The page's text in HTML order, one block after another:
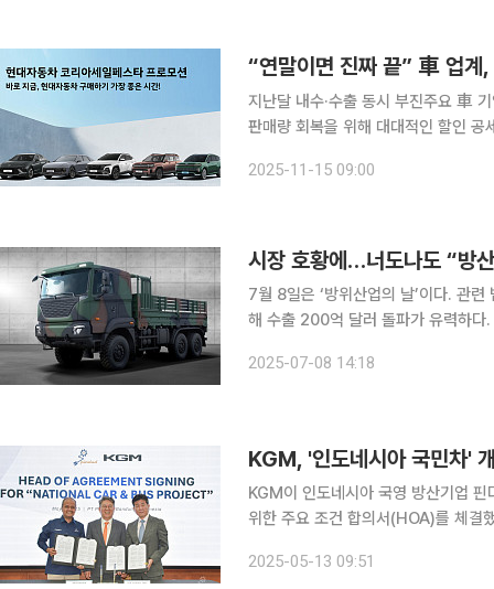
“연말이면 진짜 끝” 車 업계,
지난달 내수·수출 동시 부진주요 車 기업, 코
판매량 회복을 위해 대대적인 할인
산업협회(KAMA)에 따르면 지난달
2025-11-15 09:00
7월 8일은 ‘방위산업의 날’이다. 관
해 수출 200억 달러 돌파가 유력하다
로벌 4대 강국 도약을 위한 시동을 걸
2025-07-08 14:18
KGM, '인도네시아 국민차'
KGM이 인도네시아 국영 방산기업
위한 주요 조건 합의서(HOA)를 체결했다고 13일 밝혔다. KGM
단계적으로 추진해 총 20만대 규모로
2025-05-13 09:51